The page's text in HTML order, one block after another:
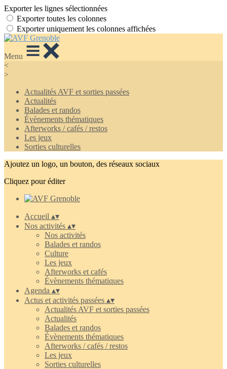
Exporter les lignes sélectionnées
Exporter toutes les colonnes
Exporter uniquement les colonnes affichées
Menu
<
>
Actualités AVF et sorties passées
Actualités
Balades et randos
Évènements thématiques
Afterworks / cafés / restos
Les jeux
Sorties culturelles
Ajoutez un logo, un bouton, des réseaux sociaux
Cliquez pour éditer
Accueil ▴▾
Nos activités ▴▾
Nos activités
Balades et randos
Culture
Les jeux
Afterworks et cafés
Évènements thématiques
Agenda ▴▾
Actus et activités passées ▴▾
Actualités AVF et sorties passées
Actualités
Balades et randos
Évènements thématiques
Afterworks / cafés / restos
Les jeux
Sorties culturelles